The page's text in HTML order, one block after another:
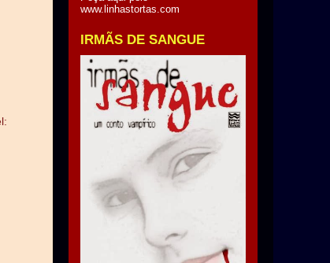
www.linhastortas.com
IRMÃS DE SANGUE